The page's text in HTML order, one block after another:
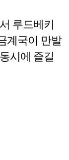
루드베키
계국이 만발
시에 즐길